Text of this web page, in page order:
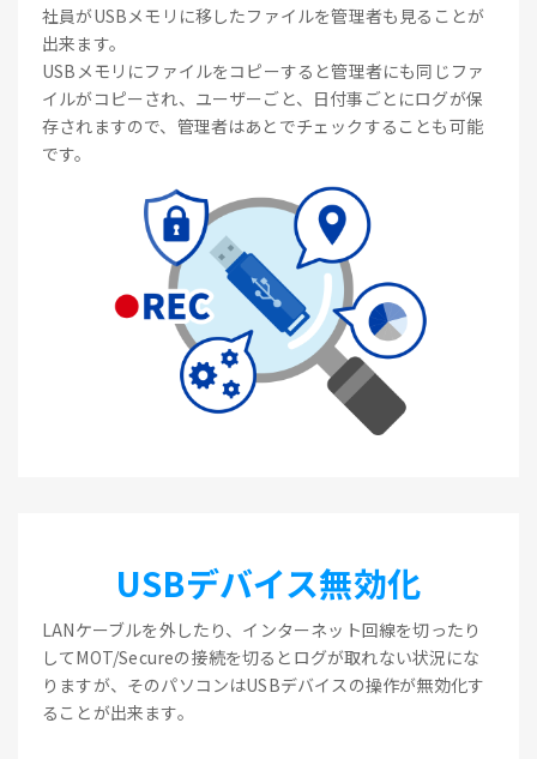
社員がUSBメモリに移したファイルを管理者も見ることが
出来ます。
USBメモリにファイルをコピーすると管理者にも同じファ
イルがコピーされ、ユーザーごと、日付事ごとにログが保
存されますので、管理者はあとでチェックすることも可能
です。
USBデバイス無効化
LANケーブルを外したり、インターネット回線を切ったり
してMOT/Secureの接続を切るとログが取れない状況にな
りますが、そのパソコンはUSBデバイスの操作が無効化す
ることが出来ます。